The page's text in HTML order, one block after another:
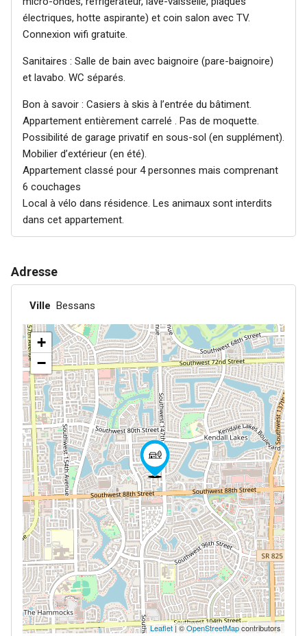
électriques, hotte aspirante) et coin salon avec TV.
Connexion wifi gratuite.
Sanitaires : Salle de bain avec baignoire (pare-baignoire)
et lavabo. WC séparés.
Bon à savoir : Casiers à skis à l’entrée du bâtiment.
Appartement entièrement carrelé . Pas de moquette.
Possibilité de garage privatif en sous-sol (en supplément).
Mobilier d’extérieur (en été).
Appartement classé pour 4 personnes mais comprenant
6 couchages
Local à vélo dans résidence. Les animaux sont interdits
dans cet appartement.
Adresse
Ville Bessans
+
−
Leaflet| ©OpenStreetMapcontributors